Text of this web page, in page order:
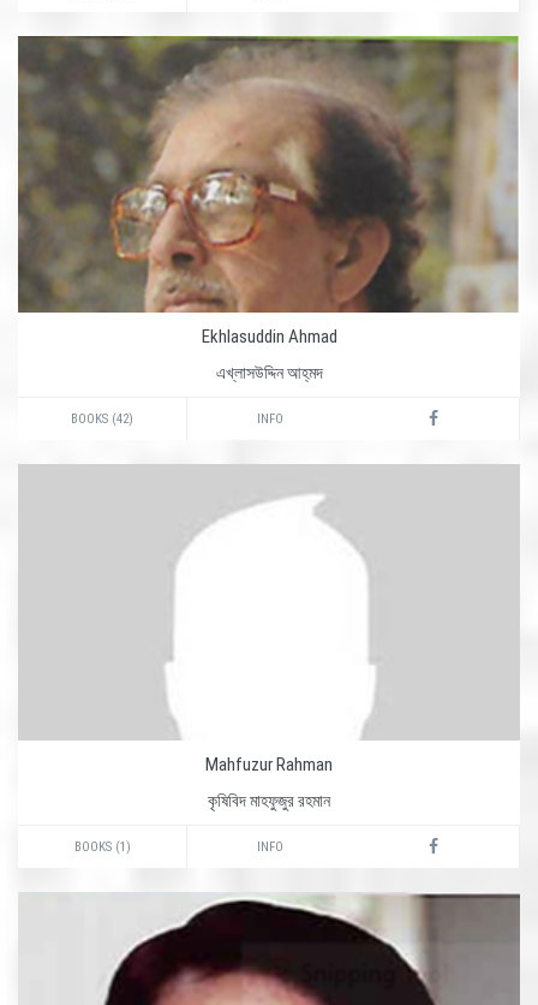
Ekhlasuddin Ahmad
এখ্‌লাসউদ্দিন আহ্‌মদ
BOOKS (42) INFO
Mahfuzur Rahman
কৃষিবিদ মাহফুজুর রহমান
BOOKS (1) INFO